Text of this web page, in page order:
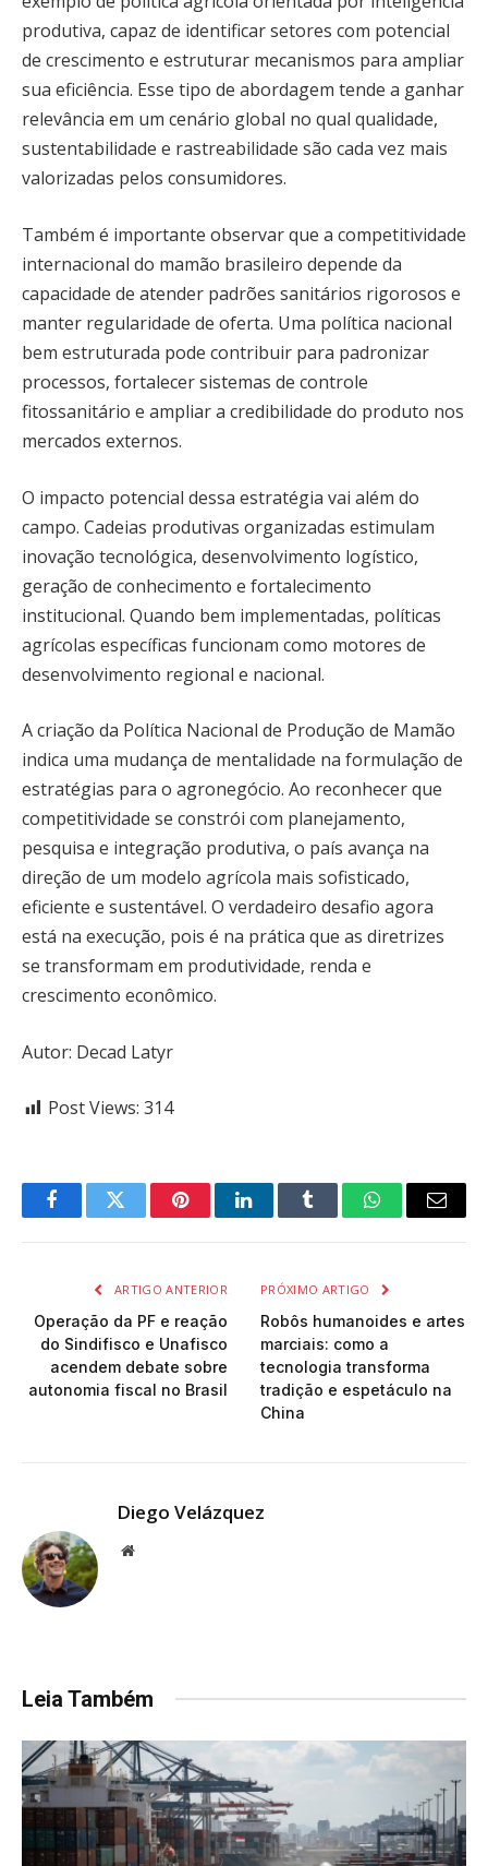
produtiva, capaz de identificar setores com potencial
de crescimento e estruturar mecanismos para ampliar
sua eficiência. Esse tipo de abordagem tende a ganhar
relevância em um cenário global no qual qualidade,
sustentabilidade e rastreabilidade são cada vez mais
valorizadas pelos consumidores.
Também é importante observar que a competitividade
internacional do mamão brasileiro depende da
capacidade de atender padrões sanitários rigorosos e
manter regularidade de oferta. Uma política nacional
bem estruturada pode contribuir para padronizar
processos, fortalecer sistemas de controle
fitossanitário e ampliar a credibilidade do produto nos
mercados externos.
O impacto potencial dessa estratégia vai além do
campo. Cadeias produtivas organizadas estimulam
inovação tecnológica, desenvolvimento logístico,
geração de conhecimento e fortalecimento
institucional. Quando bem implementadas, políticas
agrícolas específicas funcionam como motores de
desenvolvimento regional e nacional.
A criação da Política Nacional de Produção de Mamão
indica uma mudança de mentalidade na formulação de
estratégias para o agronegócio. Ao reconhecer que
competitividade se constrói com planejamento,
pesquisa e integração produtiva, o país avança na
direção de um modelo agrícola mais sofisticado,
eficiente e sustentável. O verdadeiro desafio agora
está na execução, pois é na prática que as diretrizes
se transformam em produtividade, renda e
crescimento econômico.
Autor: Decad Latyr
Post Views: 314
FacebookTwitter PinterestLinkedInTumblr WhatsAppEmail
ARTIGO ANTERIOR
Operação da PF e reação
do Sindifisco e Unafisco
acendem debate sobre
autonomia fiscal no Brasil
PRÓXIMO ARTIGO
Robôs humanoides e artes
marciais: como a
tecnologia transforma
tradição e espetáculo na
China
Diego Velázquez
Website
Leia Também